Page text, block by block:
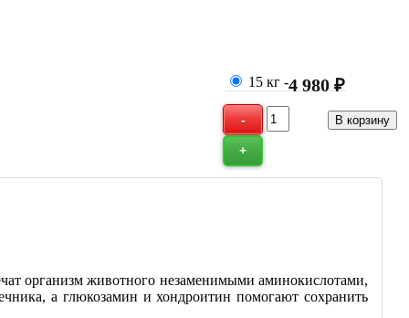
15 кг -4 980 ₽
организм животного незаменимыми аминокислотами,
а глюкозамин и хондроитин помогают сохранить